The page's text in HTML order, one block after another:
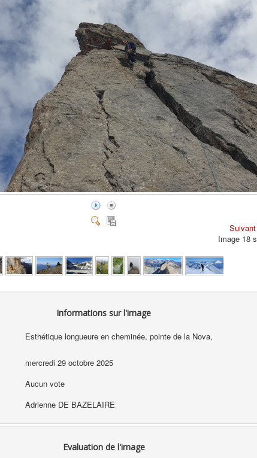
Suivant
Image 18
Informations sur l'image
Esthétique longueure en cheminée, pointe de la Nova,
mercredi 29 octobre 2025
Aucun vote
Adrienne DE BAZELAIRE
Evaluation de l'image